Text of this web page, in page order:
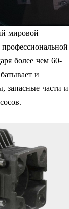
мировой
более чем 60-
и
запасные части и